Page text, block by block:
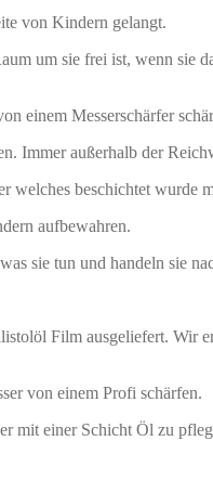
von Kindern gelangt.
um sie frei ist, wenn sie
einem Messerschärfer
Immer außerhalb der
welches beschichtet wurde
aufbewahren.
sie tun und handeln sie
Film ausgeliefert. Wir
von einem Profi schärfen.
mit einer Schicht Öl zu